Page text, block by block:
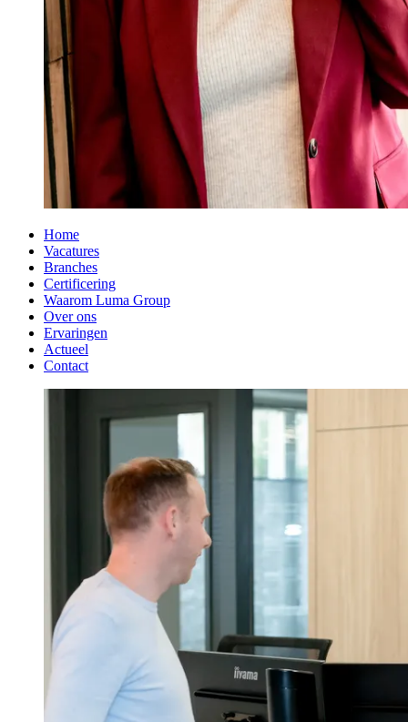
Home
Vacatures
Branches
Certificering
Waarom Luma Group
Over ons
Ervaringen
Actueel
Contact